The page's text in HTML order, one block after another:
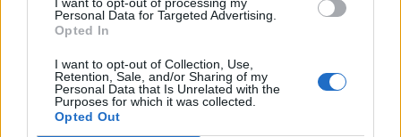
Personal Data for Targeted Advertising.
Opted In
I want to opt-out of Collection, Use,
Retention, Sale, and/or Sharing of my
Personal Data that Is Unrelated with the
Purposes for which it was collected.
Opted Out
Előfizetés
MÁR ELŐFIZETŐNK VAGY?BEJELENTKEZÉS